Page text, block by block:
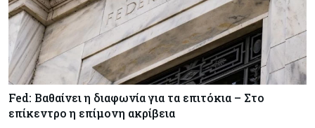
Κύπρος 07-08-2026
34.787 νέες εγγραφές οχημάτων στο επτάμηνο
- Άνοδος 11,5% σε σχέση με πέρσι
Κόσμος 07-08-2026
ΕΚΤ: Αιφνιδιάστηκε από την πώληση ευρώ από
τις ΗΠΑ
Fed: Βαθαίνει η διαφωνία για τα επιτόκια – Στο
επίκεντρο η επίμονη ακρίβεια